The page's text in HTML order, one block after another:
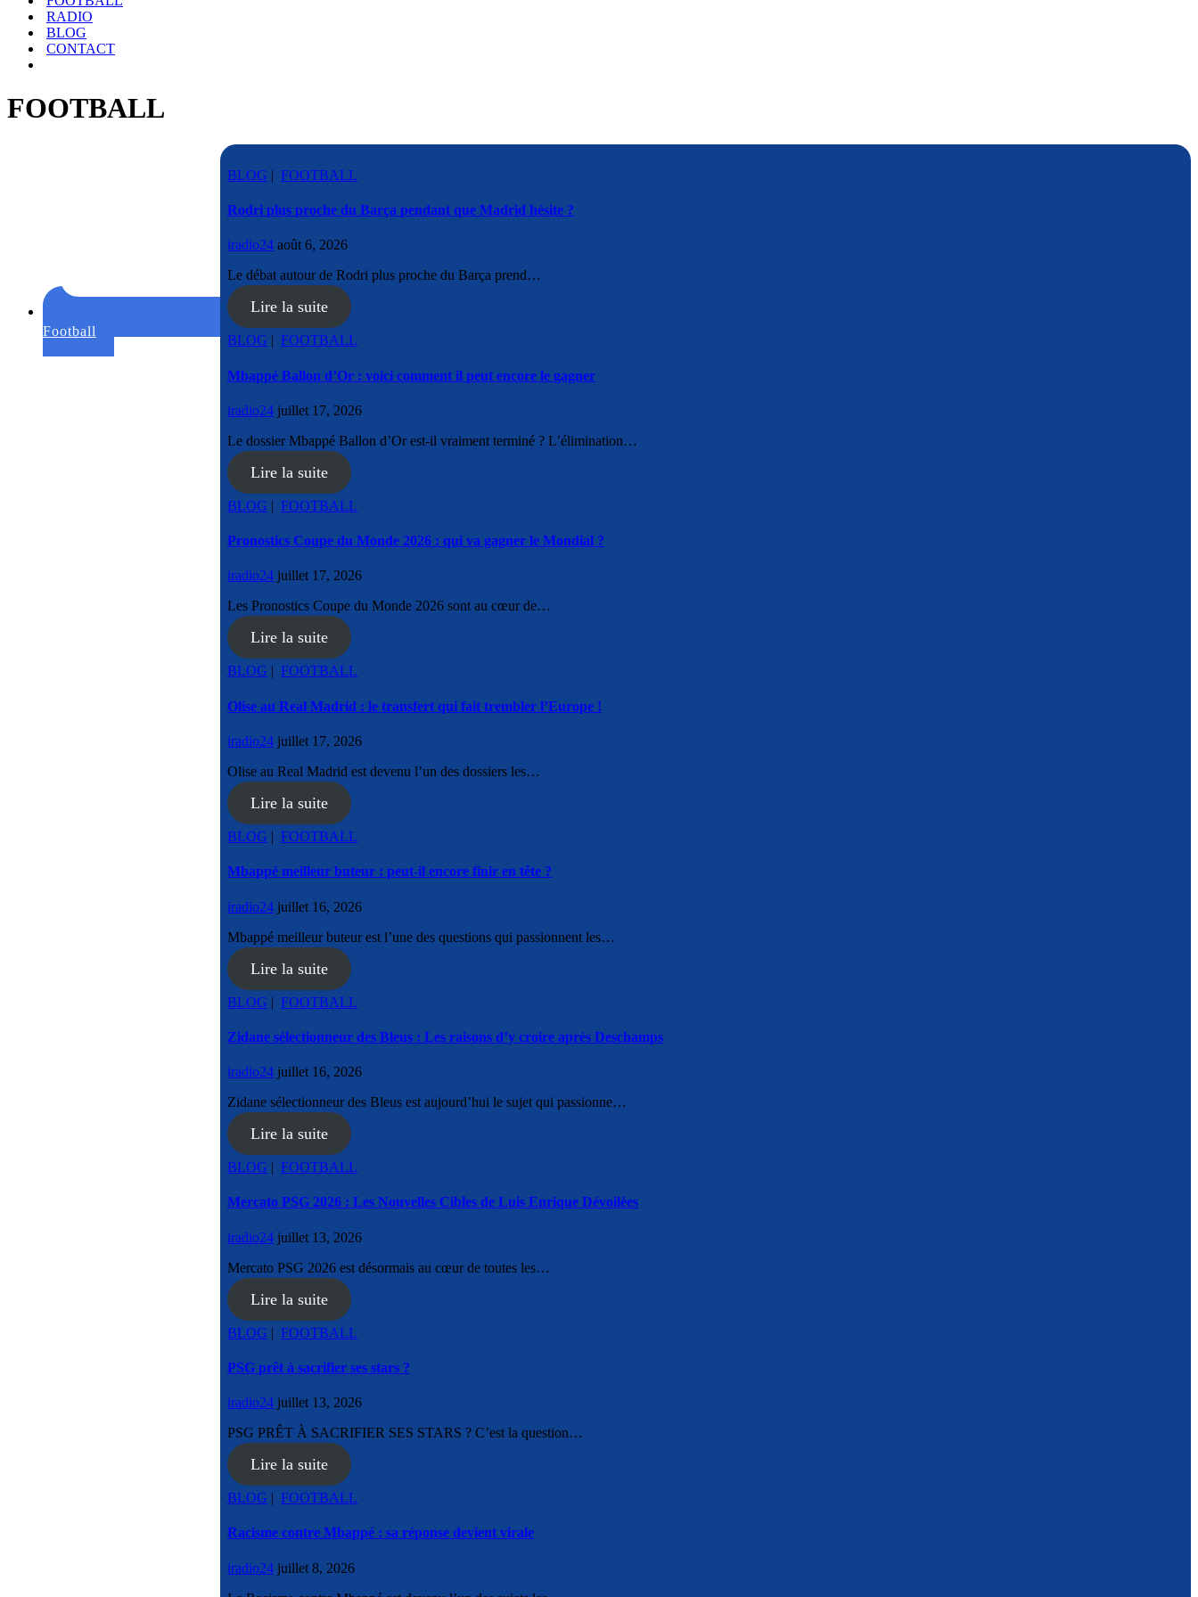
RADIO
BLOG
CONTACT
FOOTBALL
Football
BLOG | FOOTBALL
Rodri plus proche du Barça pendant que Madrid hésite ?
iradio24 août 6, 2026
Le débat autour de Rodri plus proche du Barça prend…
Lire la suite
BLOG | FOOTBALL
Mbappé Ballon d’Or : voici comment il peut encore le gagner
iradio24 juillet 17, 2026
Le dossier Mbappé Ballon d’Or est-il vraiment terminé ? L’élimination…
Lire la suite
BLOG | FOOTBALL
Pronostics Coupe du Monde 2026 : qui va gagner le Mondial ?
iradio24 juillet 17, 2026
Les Pronostics Coupe du Monde 2026 sont au cœur de…
Lire la suite
BLOG FOOTBALL
Olise au Real Madrid : le transfert qui fait trembler l’Europe !
iradio24 juillet 17, 2026
Olise au Real Madrid est devenu l’un des dossiers les…
Lire la suite
BLOG | FOOTBALL
Mbappé meilleur buteur : peut-il encore finir en tête ?
iradio24 juillet 16, 2026
Mbappé meilleur buteur est l’une des questions qui passionnent les…
Lire la suite
BLOG | FOOTBALL
Zidane sélectionneur des Bleus : Les raisons d’y croire après Deschamps
iradio24 juillet 16, 2026
Zidane sélectionneur des Bleus est aujourd’hui le sujet qui passionne…
Lire la suite
BLOG | FOOTBALL
Mercato PSG 2026 : Les Nouvelles Cibles de Luis Enrique Dévoilées
iradio24 juillet 13, 2026
Mercato PSG 2026 est désormais au cœur de toutes les…
Lire la suite
BLOG | FOOTBALL
PSG prêt à sacrifier ses stars ?
iradio24 juillet 13, 2026
PSG PRÊT À SACRIFIER SES STARS ? C’est la question…
Lire la suite
BLOG | FOOTBALL
Racisme contre Mbappé : sa réponse devient virale
iradio24 juillet 8, 2026